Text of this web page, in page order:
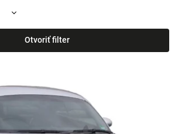
Otvoriť filter